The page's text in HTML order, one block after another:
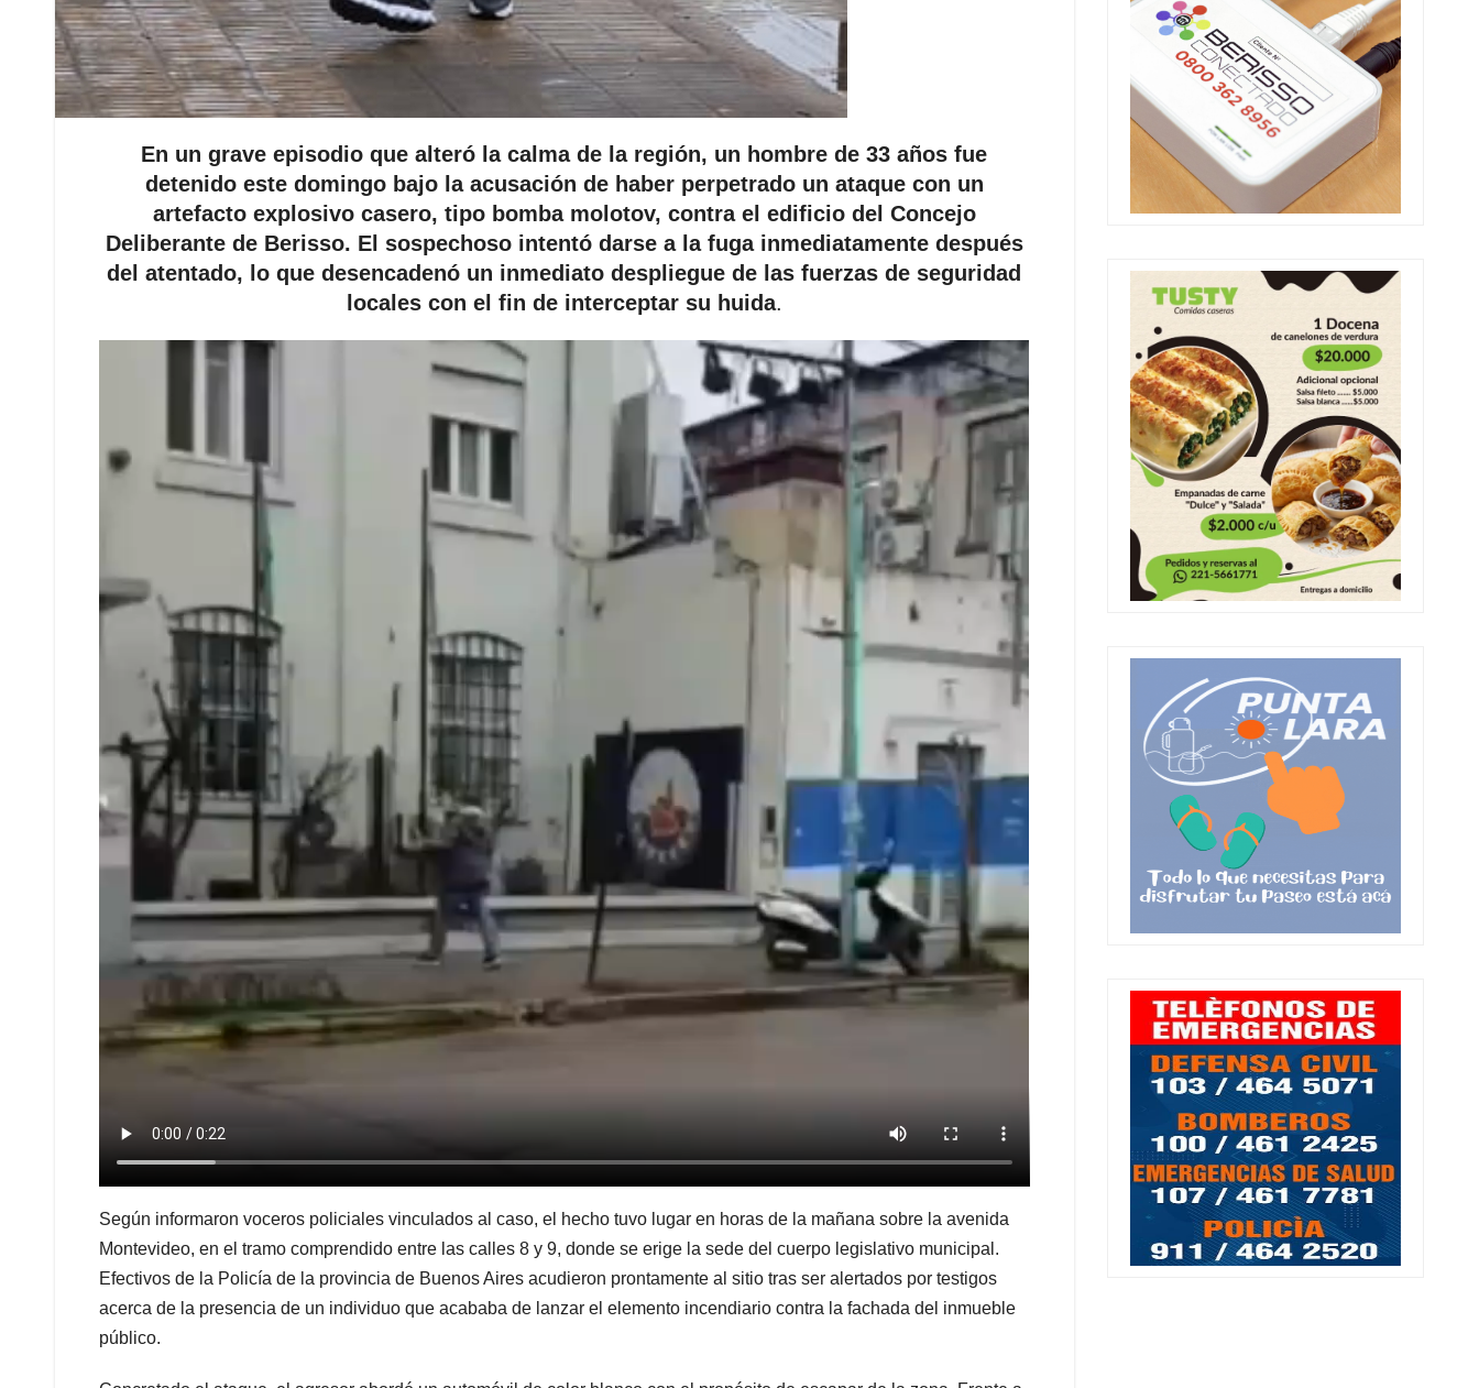
En un grave episodio que alteró la calma de la región, un hombre de 33 años fue
detenido este domingo bajo la acusación de haber perpetrado un ataque con un
artefacto explosivo casero, tipo bomba molotov, contra el edificio del Concejo
Deliberante de Berisso. El sospechoso intentó darse a la fuga inmediatamente después
del atentado, lo que desencadenó un inmediato despliegue de las fuerzas de seguridad
locales con el fin de interceptar su huida.
​Según informaron voceros policiales vinculados al caso, el hecho tuvo lugar en horas de la mañana sobre la avenida
Montevideo, en el tramo comprendido entre las calles 8 y 9, donde se erige la sede del cuerpo legislativo municipal.
Efectivos de la Policía de la provincia de Buenos Aires acudieron prontamente al sitio tras ser alertados por testigos
acerca de la presencia de un individuo que acababa de lanzar el elemento incendiario contra la fachada del inmueble
público.